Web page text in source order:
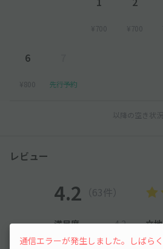
¥700 ¥700
6
¥800 先行予約
以降の空き状
レビュー
4.2 （63件）
満足度 4.2 立地
停めやすさ
3.2 駐
通信エラーが発生しました。しばら